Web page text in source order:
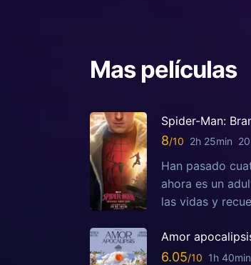
Mas películas
Spider-Man:
8 2h 25min
Han pasado
ahora es un
las vidas y
Amor
6.05 1h 40min